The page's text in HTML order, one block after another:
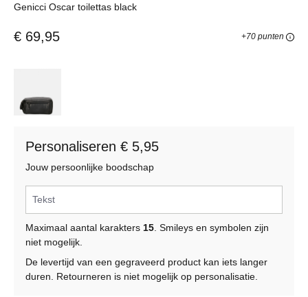
Genicci Oscar toilettas black
€ 69,95 +70 punten
Personaliseren € 5,95
Jouw persoonlijke boodschap
Maximaal aantal karakters 15. Smileys en symbolen zijn
niet mogelijk.
De levertijd van een gegraveerd product kan iets langer
duren. Retourneren is niet mogelijk op personalisatie.